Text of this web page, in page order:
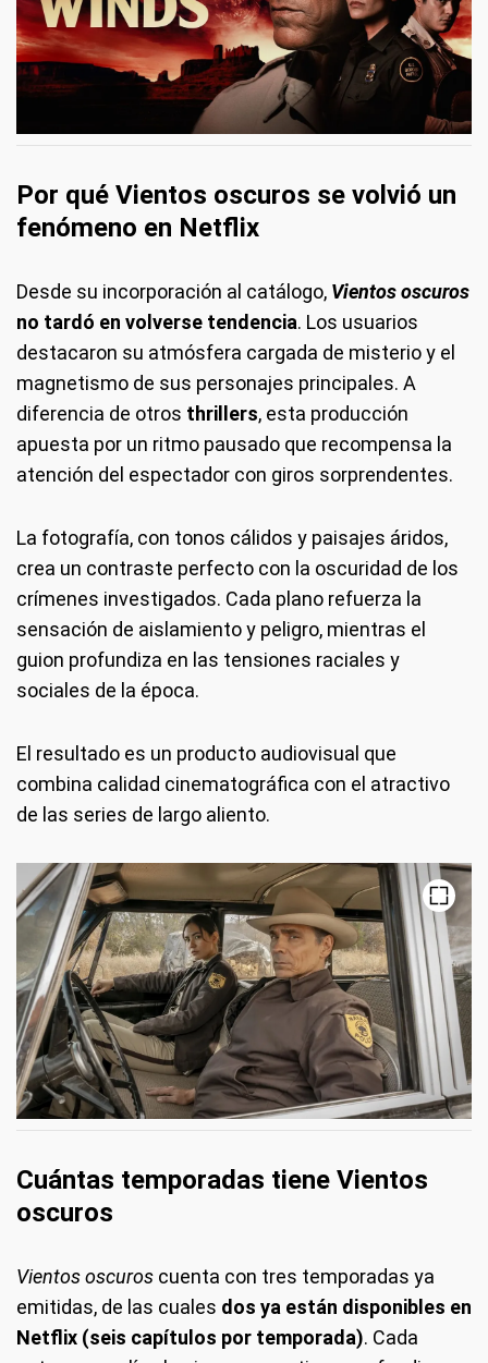
Por qué Vientos oscuros se volvió un
fenómeno en Netflix
Desde su incorporación al catálogo, Vientos oscuros
no tardó en volverse tendencia. Los usuarios
destacaron su atmósfera cargada de misterio y el
magnetismo de sus personajes principales. A
diferencia de otros thrillers, esta producción
apuesta por un ritmo pausado que recompensa la
atención del espectador con giros sorprendentes.
La fotografía, con tonos cálidos y paisajes áridos,
crea un contraste perfecto con la oscuridad de los
crímenes investigados. Cada plano refuerza la
sensación de aislamiento y peligro, mientras el
guion profundiza en las tensiones raciales y
sociales de la época.
El resultado es un producto audiovisual que
combina calidad cinematográfica con el atractivo
de las series de largo aliento.
Cuántas temporadas tiene Vientos
oscuros
Vientos oscuros cuenta con tres temporadas ya
emitidas, de las cuales dos ya están disponibles en
Netflix (seis capítulos por temporada). Cada